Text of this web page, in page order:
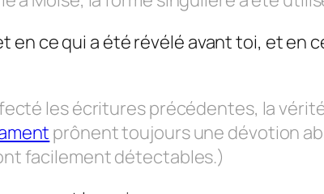
en ce qui a été révélé avant toi, et en
les écritures précédentes, la
prônent toujours une dévotion
facilement détectables.)